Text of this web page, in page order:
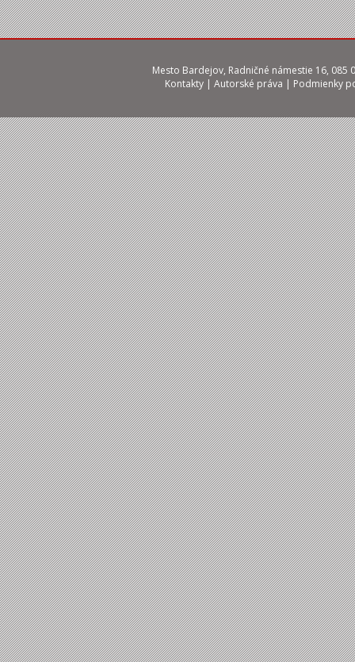
Mesto Bardejov, Radničné námestie 16, 085
Kontakty | Autorské práva | Podmienky